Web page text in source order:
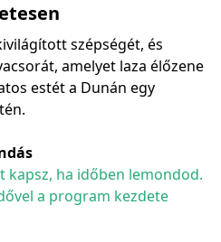
szépségét, és
amelyet laza élőzene
estét a Dunán egy
kapsz, ha időben lemondod.
a program kezdete